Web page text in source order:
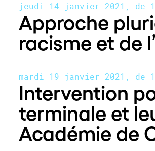
jeudi 14 janvier 2021, de
Approche
racisme et de
mardi 19 janvier 2021, de
Intervention
terminale et
Académie de